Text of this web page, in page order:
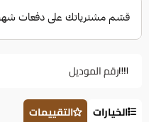
رقم الموديل
الخيارات
التقييمات